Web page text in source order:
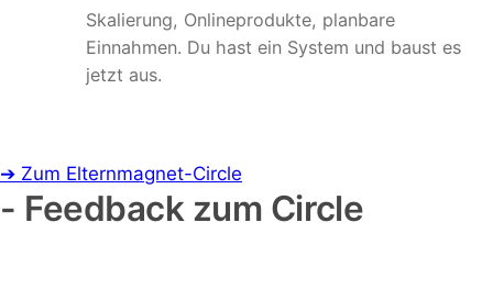
Skalierung, Onlineprodukte, planbare
Einnahmen. Du hast ein System und baust es
jetzt aus.
➔ Zum Elternmagnet-Circle
- Feedback zum Circle